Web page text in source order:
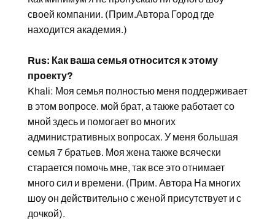
своей компании. (Прим.Автора Город где
находится академия.)
Rus: Как ваша семья относится к этому
проекту?
Khali: Моя семья полностью меня поддерживает
в этом вопросе. мой брат, а также работает со
мной здесь и помогает во многих
административных вопросах. У меня большая
семья 7 братьев. Моя жена также всячески
старается помочь мне, так все это отнимает
много сил и времени. (Прим. Автора На многих
шоу он действительно с женой присутствует и с
дочкой).